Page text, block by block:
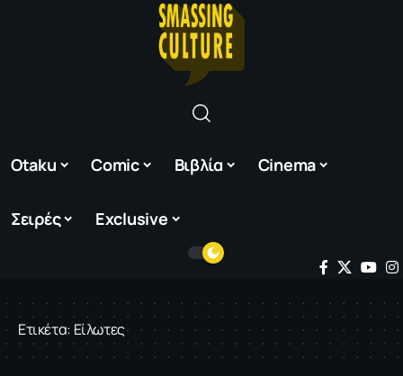
Otaku Comic Βιβλία Cinema
Σειρές Exclusive
Ετικέτα:Είλωτες